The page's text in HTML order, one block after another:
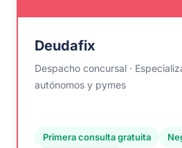
Deudafix
Despacho concursal ·
autónomos y pymes
Primera consulta gratuita